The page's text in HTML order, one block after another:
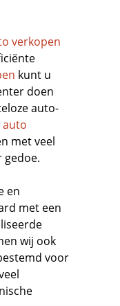
verkopen
kunt u
doen
auto-
auto
met veel
gedoe.
en
met een
wij ook
voor